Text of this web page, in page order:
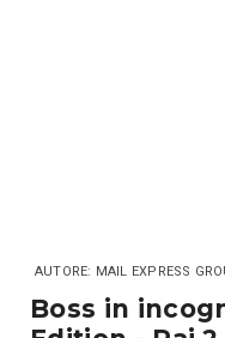
AUTORE: MAIL EXPRESS
Boss in